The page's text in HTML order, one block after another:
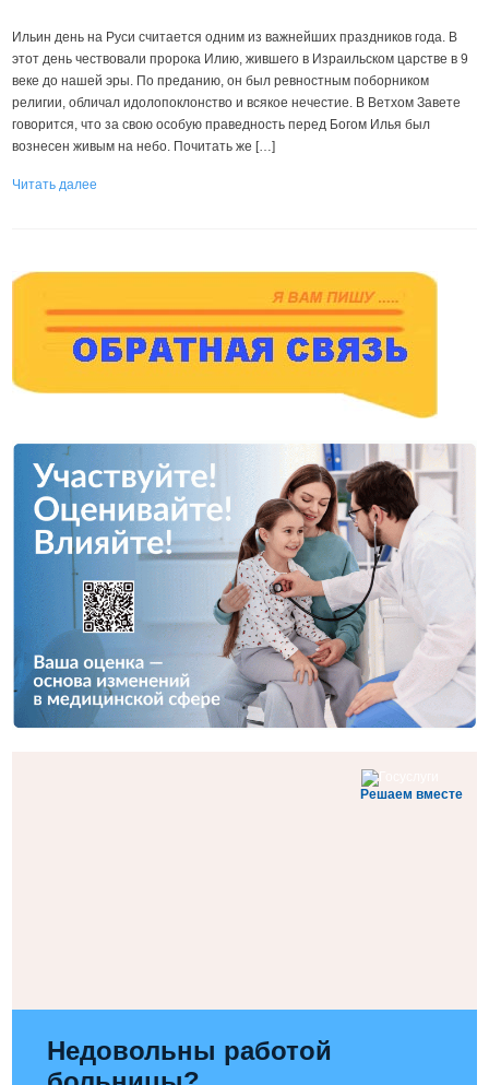
Ильин день на Руси считается одним из важнейших праздников года. В
этот день чествовали пророка Илию, жившего в Израильском царстве в 9
веке до нашей эры. По преданию, он был ревностным поборником
религии, обличал идолопоклонство и всякое нечестие. В Ветхом Завете
говорится, что за свою особую праведность перед Богом Илья был
вознесен живым на небо. Почитать же […]
Читать далее
Решаем вместе
Недовольны работой